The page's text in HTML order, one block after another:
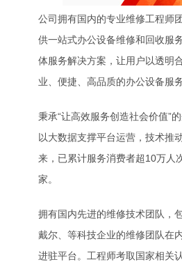
公司拥有国内的专业维修工程师
供一站式办公设备维修和回收服
体服务解决方案，让用户以透明
业、便捷、高品质的办公设备服务
秉承“让高效服务创造社会价值”
以大数据支撑平台运营，技术推
来，已累计服务消费者超10万人
家。
拥有国内先进的维修技术团队，
戴尔、等科技企业的维修团队在
进驻平台。工程师考取国家相关